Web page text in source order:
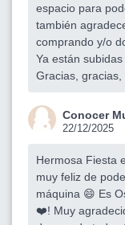
espacio para
también
comprando y/o
Ya están
Gracias, gracias,
Conocer
22/12/2025
Hermosa Fiesta
muy feliz de
máquina 😄 Es
❤️! Muy